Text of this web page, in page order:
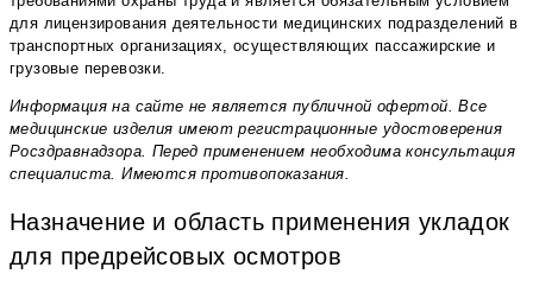
для лицензирования деятельности медицинских подразделений в
транспортных организациях, осуществляющих пассажирские и
грузовые перевозки.
Информация на сайте не является публичной офертой. Все
медицинские изделия имеют регистрационные удостоверения
Росздравнадзора. Перед применением необходима консультация
специалиста. Имеются противопоказания.
Назначение и область применения укладок
для предрейсовых осмотров